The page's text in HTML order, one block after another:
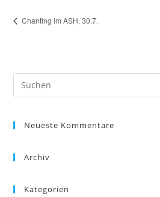
Chanting im ASH, 30.7.
Neueste Kommentare
Archiv
Kategorien